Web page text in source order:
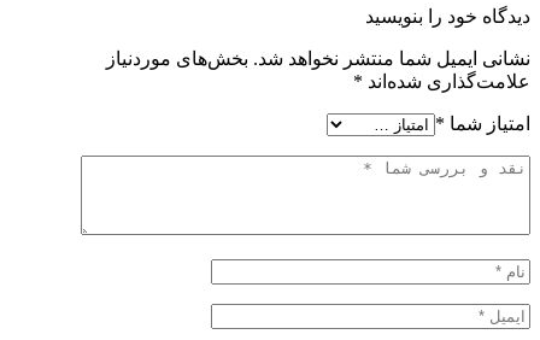
دیدگاه خود را بنویسید
نشانی ایمیل شما منتشر نخواهد شد. بخش‌های موردنیاز
علامت‌گذاری شده‌اند *
امتیاز شما *